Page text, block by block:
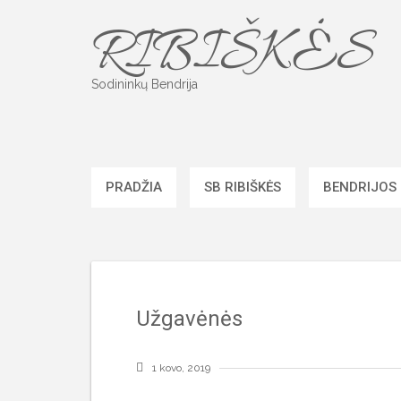
RIBIŠKĖS
Sodininkų Bendrija
PRADŽIA SB RIBIŠKĖS
Užgavėnės
1 kovo, 2019